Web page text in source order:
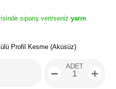
sipariş verirseniz yarın
Profil Kesme (Aküsüz)
ADET